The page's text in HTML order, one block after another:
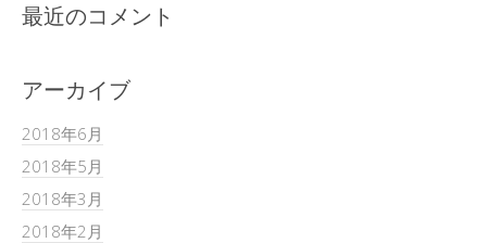
最近のコメント
アーカイブ
2018年6月
2018年5月
2018年3月
2018年2月